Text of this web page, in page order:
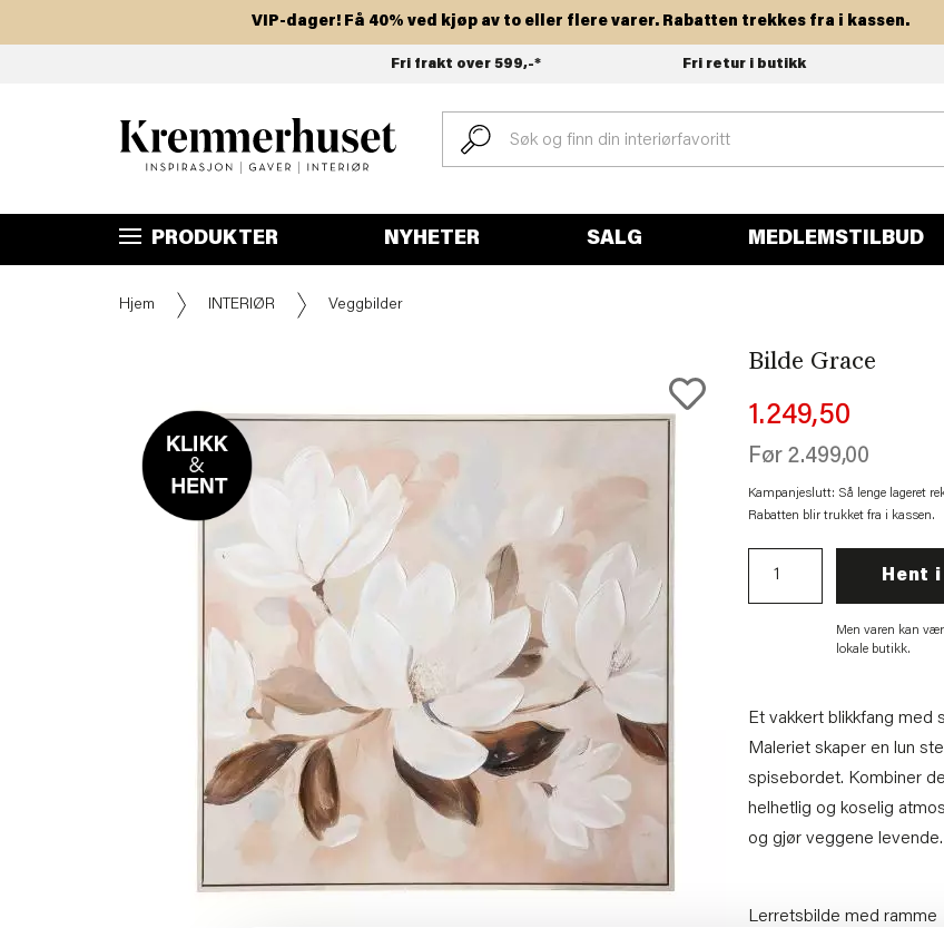
Hopp
VIP-dager! Få 40% ved kjøp av to eller flere varer. Rabatten trekkes fra i kassen.
Fri frakt over 599,-* Fri retur i butikk
PRODUKTER NYHETER SALG MEDLEMSTILBUD
Hjem INTERIØR Veggbilder
Bilde Grace
1.249,50
Før 2.499,00
Kampanjeslutt: Så lenge lageret
Rabatten blir trukket fra i kassen.
Hent
Men varen kan
lokale butikk.
Et vakkert blikkfang med
Maleriet skaper en lun
spisebordet. Kombiner
helhetlig og koselig
og gjør veggene levende.
Lerretsbilde med ramme